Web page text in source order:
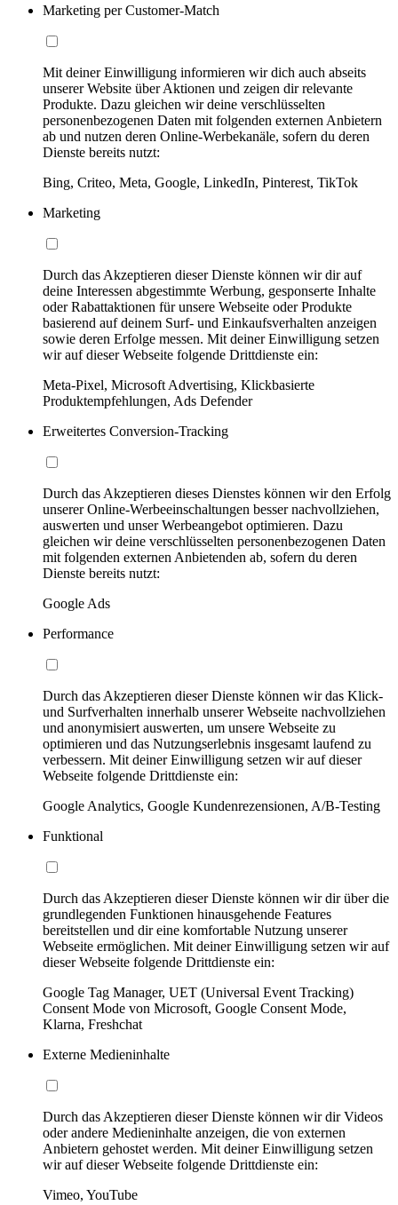
Marketing per Customer-Match
Mit deiner Einwilligung informieren wir dich auch abseits
unserer Website über Aktionen und zeigen dir relevante
Produkte. Dazu gleichen wir deine verschlüsselten
personenbezogenen Daten mit folgenden externen Anbietern
ab und nutzen deren Online-Werbekanäle, sofern du deren
Dienste bereits nutzt:
Bing, Criteo, Meta, Google, LinkedIn, Pinterest, TikTok
Marketing
Durch das Akzeptieren dieser Dienste können wir dir auf
deine Interessen abgestimmte Werbung, gesponserte Inhalte
oder Rabattaktionen für unsere Webseite oder Produkte
basierend auf deinem Surf- und Einkaufsverhalten anzeigen
sowie deren Erfolge messen. Mit deiner Einwilligung setzen
wir auf dieser Webseite folgende Drittdienste ein:
Meta-Pixel, Microsoft Advertising, Klickbasierte
Produktempfehlungen, Ads Defender
Erweitertes Conversion-Tracking
Durch das Akzeptieren dieses Dienstes können wir den Erfolg
unserer Online-Werbeeinschaltungen besser nachvollziehen,
auswerten und unser Werbeangebot optimieren. Dazu
gleichen wir deine verschlüsselten personenbezogenen Daten
mit folgenden externen Anbietenden ab, sofern du deren
Dienste bereits nutzt:
Google Ads
Performance
Durch das Akzeptieren dieser Dienste können wir das Klick-
und Surfverhalten innerhalb unserer Webseite nachvollziehen
und anonymisiert auswerten, um unsere Webseite zu
optimieren und das Nutzungserlebnis insgesamt laufend zu
verbessern. Mit deiner Einwilligung setzen wir auf dieser
Webseite folgende Drittdienste ein:
Google Analytics, Google Kundenrezensionen, A/B-Testing
Funktional
Durch das Akzeptieren dieser Dienste können wir dir über die
grundlegenden Funktionen hinausgehende Features
bereitstellen und dir eine komfortable Nutzung unserer
Webseite ermöglichen. Mit deiner Einwilligung setzen wir auf
dieser Webseite folgende Drittdienste ein:
Google Tag Manager, UET (Universal Event Tracking)
Consent Mode von Microsoft, Google Consent Mode,
Klarna, Freshchat
Externe Medieninhalte
Durch das Akzeptieren dieser Dienste können wir dir Videos
oder andere Medieninhalte anzeigen, die von externen
Anbietern gehostet werden. Mit deiner Einwilligung setzen
wir auf dieser Webseite folgende Drittdienste ein:
Vimeo, YouTube